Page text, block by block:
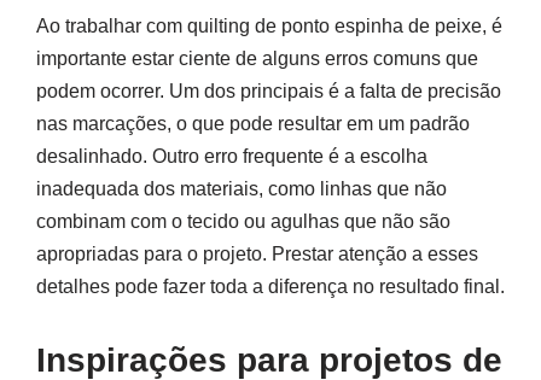
Ao trabalhar com quilting de ponto espinha de peixe, é
importante estar ciente de alguns erros comuns que
podem ocorrer. Um dos principais é a falta de precisão
nas marcações, o que pode resultar em um padrão
desalinhado. Outro erro frequente é a escolha
inadequada dos materiais, como linhas que não
combinam com o tecido ou agulhas que não são
apropriadas para o projeto. Prestar atenção a esses
detalhes pode fazer toda a diferença no resultado final.
Inspirações para projetos de